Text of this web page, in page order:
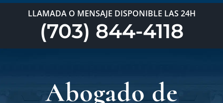
Inicio
LLAMADA O MENSAJE DISPONIBLE LAS 24H
(703) 844-4118
Abogado de